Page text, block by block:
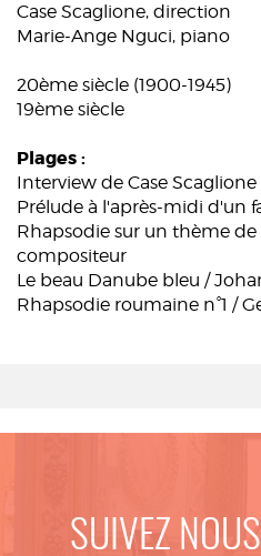
Case Scaglione, direction
Marie-Ange Nguci, piano
20ème siècle (1900-1945)
19ème siècle
Plages :
Interview de Case Scaglione
Prélude à l'après-midi d'un
Rhapsodie sur un thème
compositeur
Le beau Danube bleu /
Rhapsodie roumaine n°1 /
SUIVEZ